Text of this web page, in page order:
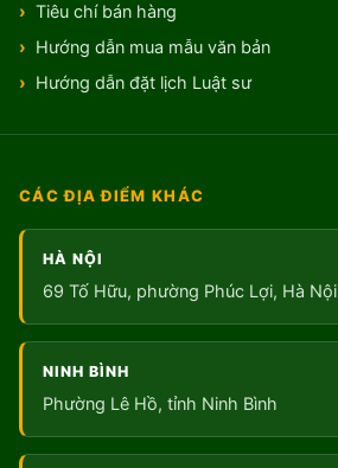
Tiêu chí bán hàng
Hướng dẫn mua mẫu văn bản
Hướng dẫn đặt lịch Luật sư
CÁC ĐỊA ĐIỂM KHÁC
HÀ NỘI
69 Tố Hữu, phường Phúc Lợi, Hà Nội
NINH BÌNH
Phường Lê Hồ, tỉnh Ninh Bình